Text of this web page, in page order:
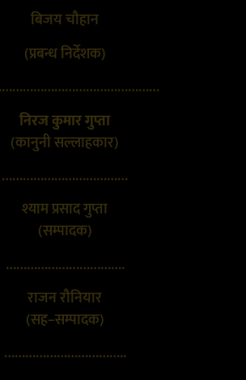
बिजय चौहान
(प्रबन्ध निर्देशक)
निरज कुमार गुप्ता
(कानुनी सल्लाहकार)
………………………………
श्याम प्रसाद गुप्ता
(सम्पादक)
…………………………….
राजन रौनियार
(सह–सम्पादक)
……………………………..